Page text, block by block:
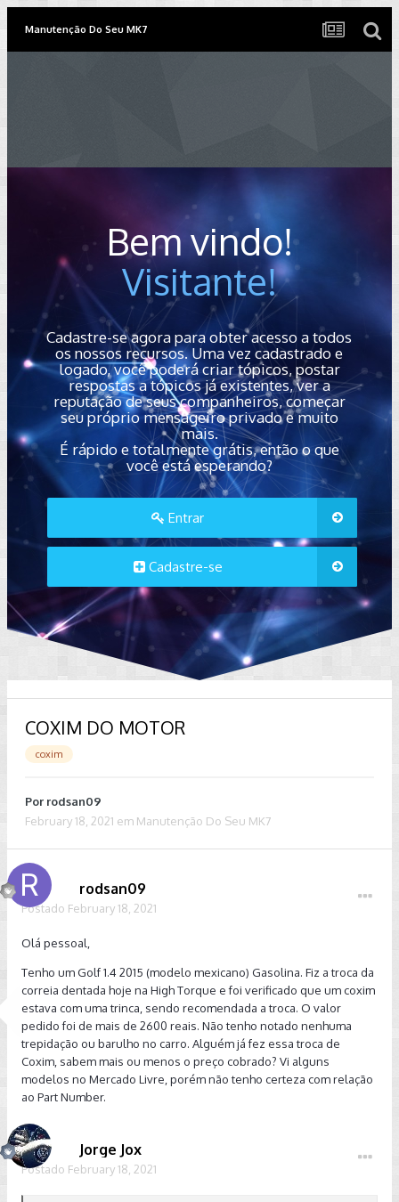
Manutenção Do Seu MK7
Bem vindo!
Visitante!
Cadastre-se agora para obter acesso a todos
os nossos recursos. Uma vez cadastrado e
logado, você poderá criar tópicos, postar
respostas a tópicos já existentes, ver a
reputação de seus companheiros, começar
seu próprio mensageiro privado e muito
mais.
É rápido e totalmente grátis, então o que
você está esperando?
Entrar
Cadastre-se
COXIM DO MOTOR
coxim
Por rodsan09
February 18, 2021 em Manutenção Do Seu MK7
rodsan09
Postado February 18, 2021
Olá pessoal,
Tenho um Golf 1.4 2015 (modelo mexicano) Gasolina. Fiz a troca da
correia dentada hoje na High Torque e foi verificado que um coxim
estava com uma trinca, sendo recomendada a troca. O valor
pedido foi de mais de 2600 reais. Não tenho notado nenhuma
trepidação ou barulho no carro. Alguém já fez essa troca de
Coxim, sabem mais ou menos o preço cobrado? Vi alguns
modelos no Mercado Livre, porém não tenho certeza com relação
ao Part Number.
Jorge Jox
Postado February 18, 2021